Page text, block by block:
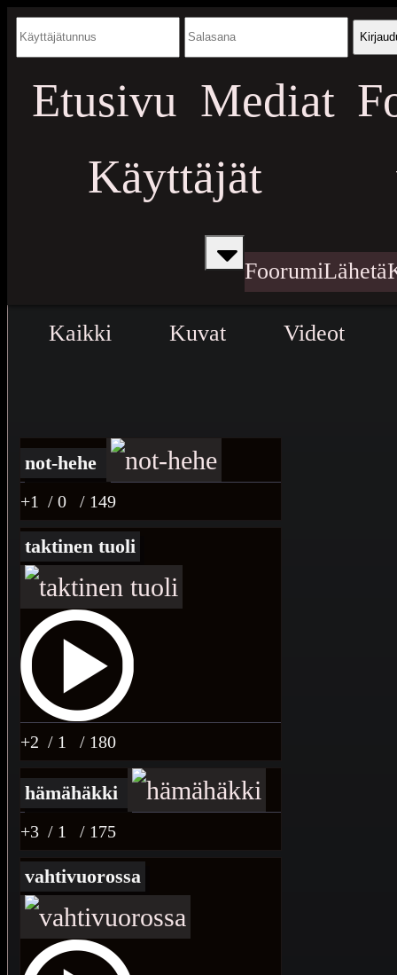
Etusivu Mediat
Käyttäjät
FoorumiLähetä
Kaikki Kuvat Videot
not-hehe
+1 / 0 / 149
taktinen tuoli
+2 / 1 / 180
hämähäkki
+3 / 1 / 175
vahtivuorossa